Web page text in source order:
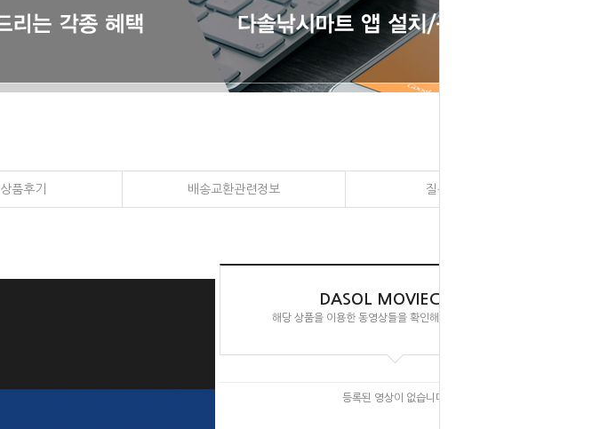
상품후기 배송교환관련정보 질문과 대답
DASOL MOVIECLIPS
해당 상품을 이용한 동영상들을 확인해 보실 수 있습니다.
등록된 영상이 없습니다.